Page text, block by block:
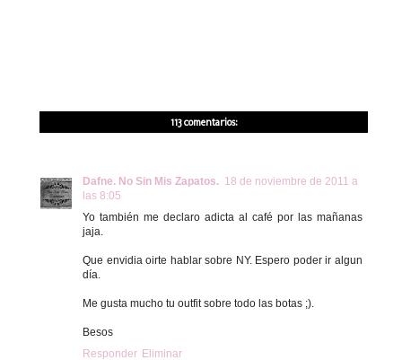
113 comentarios:
Dafne. No Sin Mis Zapatos. 18 de noviembre de 2011 a
las 8:05
Yo también me declaro adicta al café por las mañanas
jaja.
Que envidia oirte hablar sobre NY. Espero poder ir algun
día.
Me gusta mucho tu outfit sobre todo las botas ;).
Besos
Responder Eliminar